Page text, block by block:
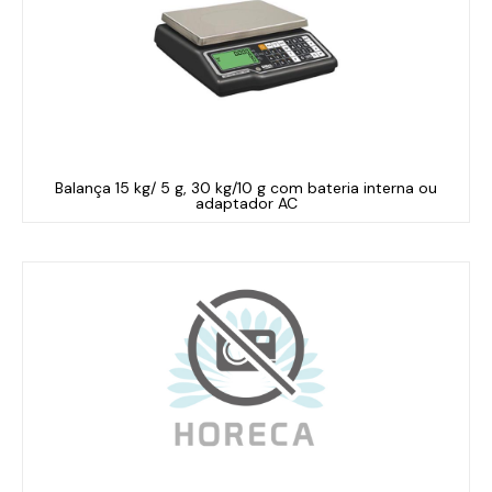
Balança 15 kg/ 5 g, 30 kg/10 g com bateria interna ou
adaptador AC